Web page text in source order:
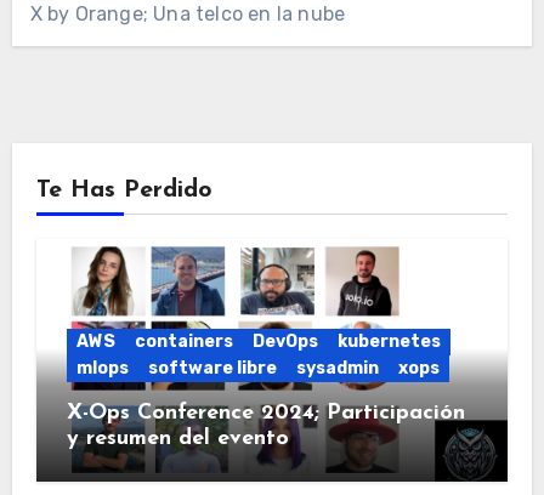
X by Orange; Una telco en la nube
Te Has Perdido
AWS containers DevOps
kubernetes
mlops
software libre sysadmin xops
X-Ops Conference 2024; Participación
y resumen del evento